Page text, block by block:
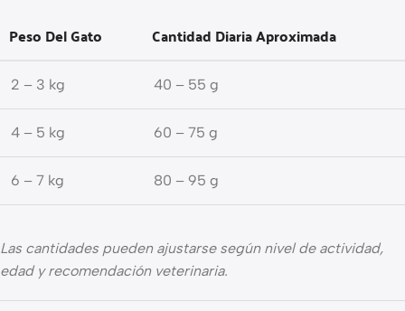
Peso Del Gato Cantidad Diaria Aproximada
2 – 3 kg 40 – 55 g
4 – 5 kg 60 – 75 g
6 – 7 kg 80 – 95 g
Las cantidades pueden ajustarse según nivel de actividad,
edad y recomendación veterinaria.